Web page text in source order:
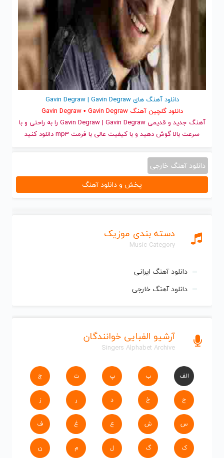
دسته بندی موزیک
Music Category
دانلود آهنگ ایرانی
دانلود آهنگ خارجی
آرشیو الفبایی خوانندگان
Singers Alphabet Archive
الف ب پ ت ج
ح خ د ر ز
س ش ع غ ف
ک گ ل م ن
دانلود آهنگ های Gavin Degraw | Gavin Degraw
دانلود گلچین آهنگ Gavin Degraw • Gavin Degraw
آهنگ جدید
و قدیمی Gavin Degraw | Gavin Degraw را به راحتی و با
سرعت بالا گوش دهید و با کیفیت عالی با فرمت mp3 دانلود کنید
دانلود آهنگ خارجی
پخش و دانلود آهنگ